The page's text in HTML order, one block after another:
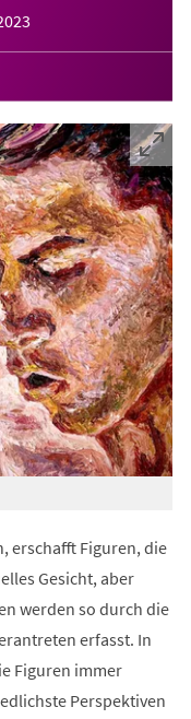
erschafft Figuren, die
Gesicht, aber
werden so durch die
erfasst. In
Figuren immer
Perspektiven